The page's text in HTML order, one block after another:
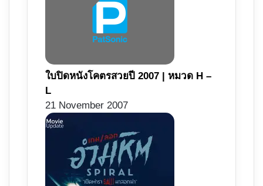
ใบปิดหนังโคตรสวยปี 2007 | หมวด H –
L
21 November 2007